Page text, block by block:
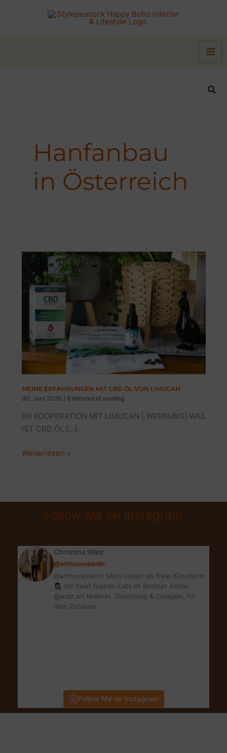
Hanfanbau
in Österreich
MEINE ERFAHRUNGEN MIT CBD ÖL VON LIMUCAN
30. Juni 2020
6 minutes of reading
[IN KOOPERATION MIT LIMUCAN | WERBUNG] WAS
IST CBD ÖL […]
MEINE
ÖL
Weiterlesen »
Follow Me on Instagram
Christina Walz
@arthomeberlin
@arthomeberlin Mein Leben als freie Künstlerin
👩🏻‍🎨 mit zwei Tuxedo Cats im Berliner Altbau
@walz.art Malerei, Zeichnung & Collagen, für
dein Zuhause
Follow Me on Instagram